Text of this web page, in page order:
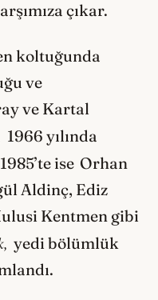
çıkar.
koltuğunda
ve
ve Kartal
1966 yılında
ise Orhan
Aldinç, Ediz
Kentmen gibi
yedi bölümlük